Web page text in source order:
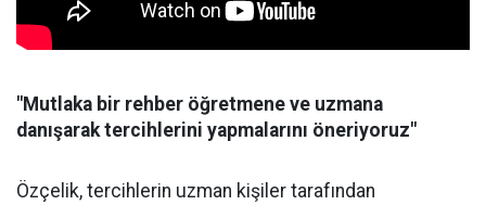
"Mutlaka bir rehber öğretmene ve uzmana
danışarak tercihlerini yapmalarını öneriyoruz"
Özçelik, tercihlerin uzman kişiler tarafından